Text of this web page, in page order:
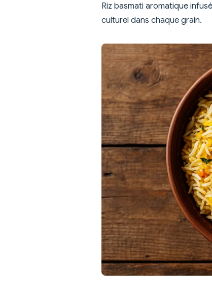
Riz basmati aromatique
culturel dans chaque grain.